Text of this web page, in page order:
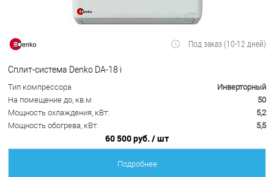
Под заказ (10-12 дней)
Сплит-система Denko DA-18 i
Тип компрессора
Инверторный
На помещение до, кв.м
50
Мощность охлаждения, кВт:
5,2
Мощность обогрева, кВт:
5,5
60 500 руб. / шт
Подробнее